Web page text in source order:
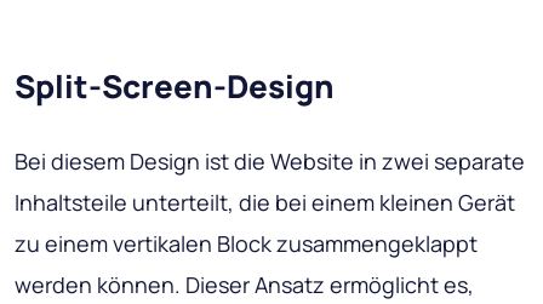
Split-Screen-Design
Bei diesem Design ist die Website in zwei separate
Inhaltsteile unterteilt, die bei einem kleinen Gerät
zu einem vertikalen Block zusammengeklappt
werden können. Dieser Ansatz ermöglicht es,